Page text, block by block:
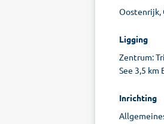
Oostenrijk,
Ligging
Zentrum:
See 3,5 km
Inrichting